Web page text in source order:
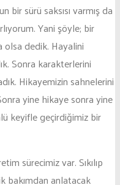
bir sürü saksısı varmış da
Yani şöyle; bir
olsa dedik. Hayalini
Sonra karakterlerini
Hikayemizin sahnelerini
yine hikaye sonra yine
keyifle geçirdiğimiz bir
sürecimiz var. Sıkılıp
bakımdan anlatacak